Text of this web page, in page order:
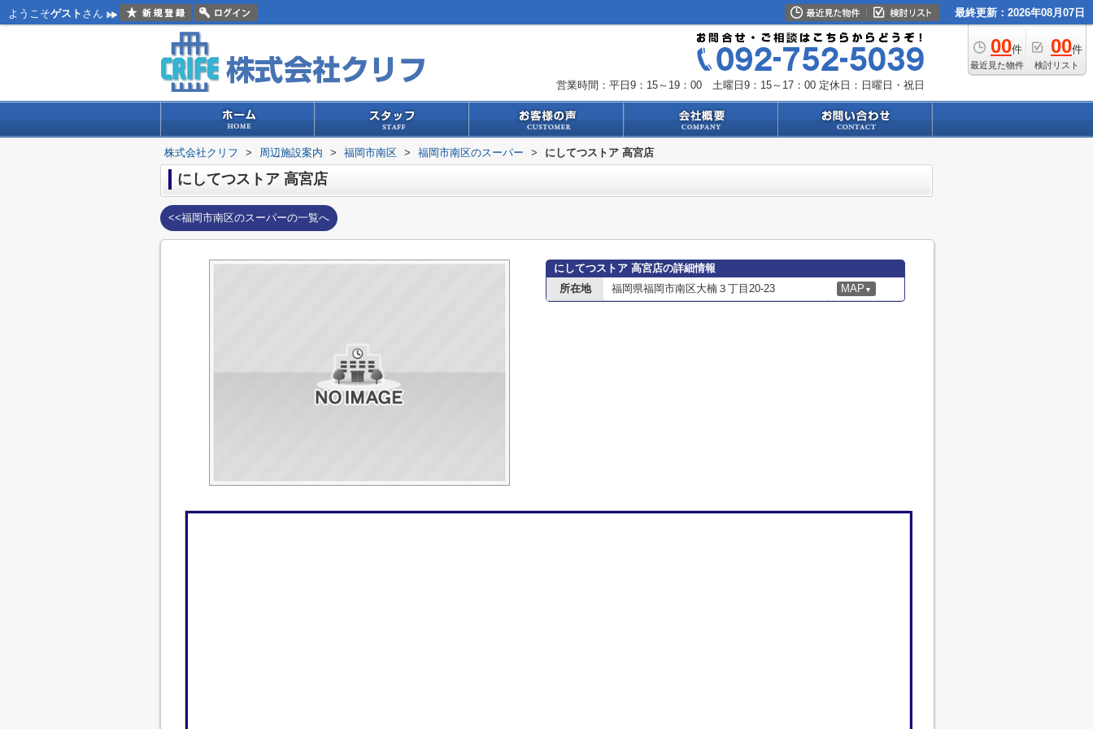
ようこそゲスト さん 最終更新：2026年08月07日
00件
最近見た物件
00件
検討リスト
営業時間：平日9：15～19：00 土曜日9：15～17：00 定休日：日曜日・祝日
株式会社クリフ > 周辺施設案内 > 福岡市南区 > 福岡市南区のスーパー > にしてつストア 高宮店
にしてつストア 高宮店
<<福岡市南区のスーパーの一覧へ
にしてつストア 高宮店の詳細情報
所在地
福岡県福岡市南区大楠３丁目20-23 MAP ▼